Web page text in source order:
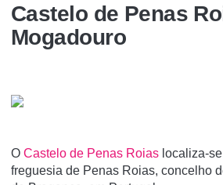
Castelo de Penas
Mogadouro
O Castelo de Penas Roias localiza-
freguesia de Penas Roias, concelho